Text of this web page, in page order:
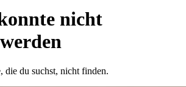
nicht
die du suchst, nicht finden.